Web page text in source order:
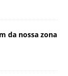
da nossa zona